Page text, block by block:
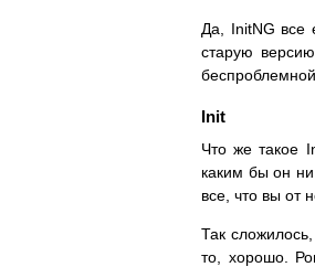
Да, InitNG все
старую
Init
Что же такое
каким бы он
все, что вы от
Так
то, хорошо.